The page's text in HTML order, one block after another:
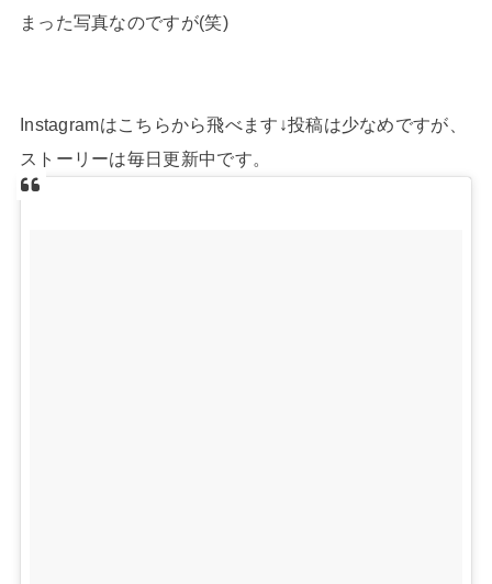
まった写真なのですが(笑)
Instagramはこちらから飛べます↓投稿は少なめですが、
ストーリーは毎日更新中です。